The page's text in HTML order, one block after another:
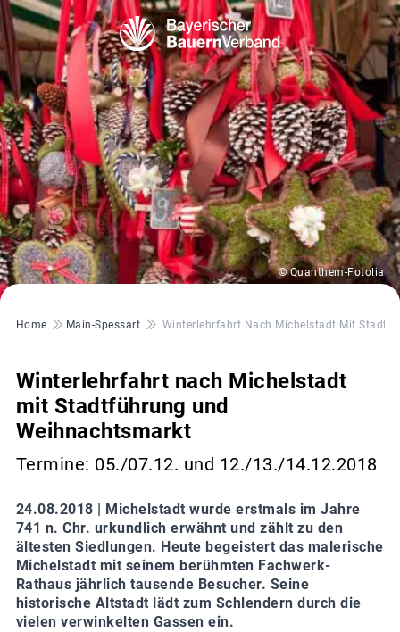
© Quanthem-Fotolia
Pfadnavigation
Home Main-Spessart Winterlehrfahrt Nach Michelstadt Mit
Winterlehrfahrt nach Michelstadt
mit Stadtführung und
Weihnachtsmarkt
Termine: 05./07.12. und 12./13./14.12.2018
24.08.2018 | Michelstadt wurde erstmals im Jahre
741 n. Chr. urkundlich erwähnt und zählt zu den
ältesten Siedlungen. Heute begeistert das malerische
Michelstadt mit seinem berühmten Fachwerk-
Rathaus jährlich tausende Besucher. Seine
historische Altstadt lädt zum Schlendern durch die
vielen verwinkelten Gassen ein.